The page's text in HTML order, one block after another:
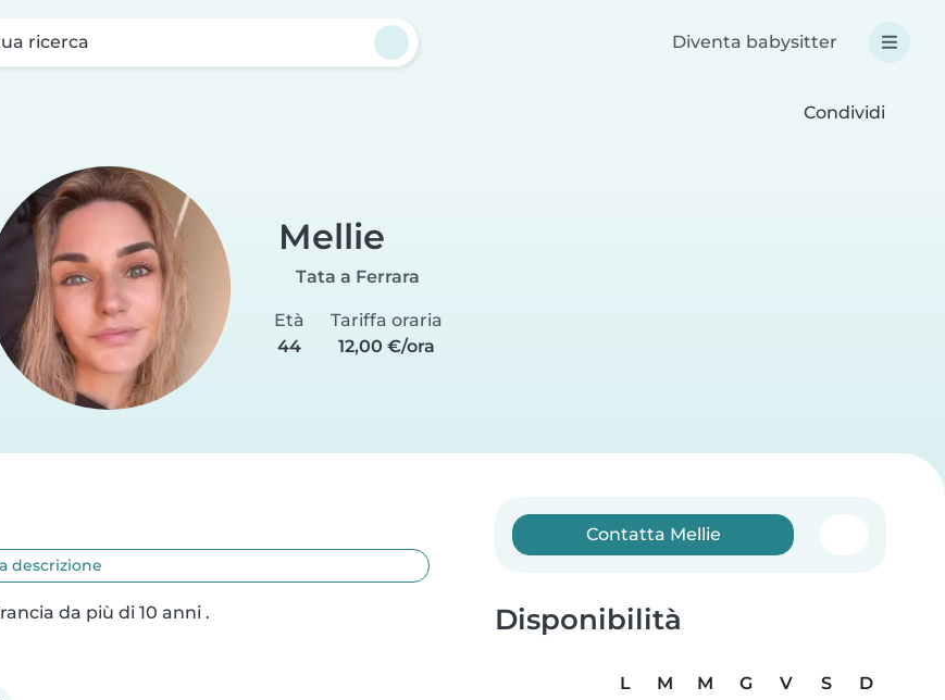
ricerca Diventa babysitter
Condividi
Mellie
Tata a Ferrara
Età
44
Tariffa oraria
12,00 €/ora
descrizione
da più di 10 anni .
Contatta Mellie
Disponibilità
L M M G V S
D